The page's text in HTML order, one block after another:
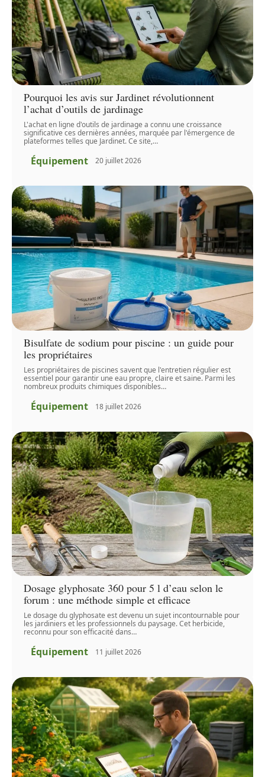
Pourquoi les avis sur Jardinet révolutionnent
l’achat d’outils de jardinage
L'achat en ligne d'outils de jardinage a connu une croissance
significative ces dernières années, marquée par l'émergence de
plateformes telles que Jardinet. Ce site,…
Équipement 20 juillet 2026
Bisulfate de sodium pour piscine : un guide pour
les propriétaires
Les propriétaires de piscines savent que l'entretien régulier est
essentiel pour garantir une eau propre, claire et saine. Parmi les
nombreux produits chimiques disponibles…
Équipement 18 juillet 2026
Dosage glyphosate 360 pour 5 l d’eau selon le
forum : une méthode simple et efficace
Le dosage du glyphosate est devenu un sujet incontournable pour
les jardiniers et les professionnels du paysage. Cet herbicide,
reconnu pour son efficacité dans…
Équipement 11 juillet 2026